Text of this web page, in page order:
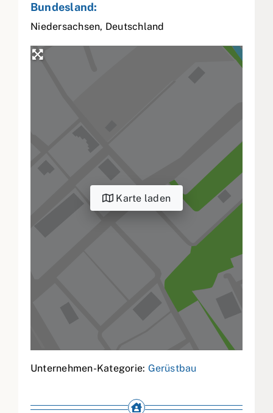
Bundesland:
Niedersachsen, Deutschland
Karte laden
Unternehmen-Kategorie: Gerüstbau